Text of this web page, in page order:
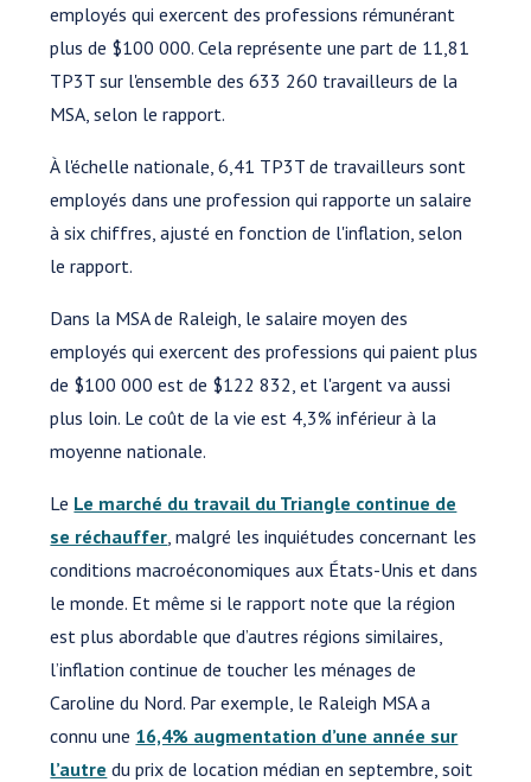
employés qui exercent des professions rémunérant
plus de $100 000. Cela représente une part de 11,81
TP3T sur l'ensemble des 633 260 travailleurs de la
MSA, selon le rapport.
À l'échelle nationale, 6,41 TP3T de travailleurs sont
employés dans une profession qui rapporte un salaire
à six chiffres, ajusté en fonction de l'inflation, selon
le rapport.
Dans la MSA de Raleigh, le salaire moyen des
employés qui exercent des professions qui paient plus
de $100 000 est de $122 832, et l'argent va aussi
plus loin. Le coût de la vie est 4,3% inférieur à la
moyenne nationale.
Le Le marché du travail du Triangle continue de
se réchauffer , malgré les inquiétudes concernant les
conditions macroéconomiques aux États-Unis et dans
le monde. Et même si le rapport note que la région
est plus abordable que d’autres régions similaires,
l’inflation continue de toucher les ménages de
Caroline du Nord. Par exemple, le Raleigh MSA a
connu une 16,4% augmentation d’une année sur
l’autre du prix de location médian en septembre, soit